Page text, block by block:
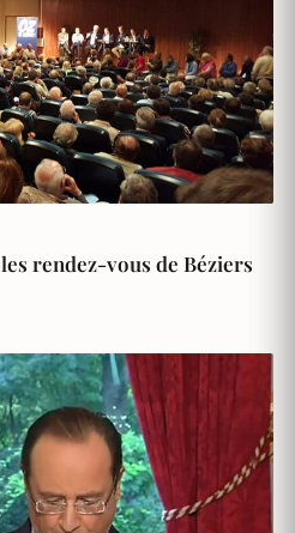
rendez-vous de Béziers